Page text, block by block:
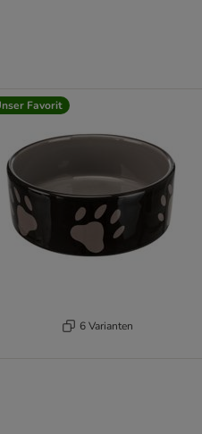
Favorit
6 Varianten